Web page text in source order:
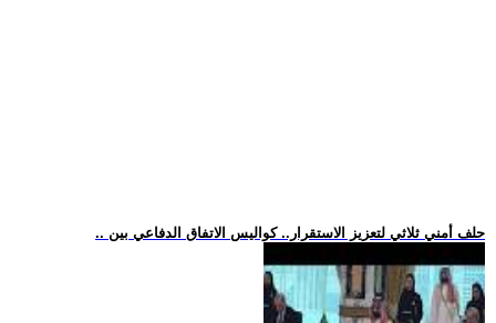
.. حلف أمني ثلاثي لتعزيز الاستقرار.. كواليس الاتفاق الدفاعي بين